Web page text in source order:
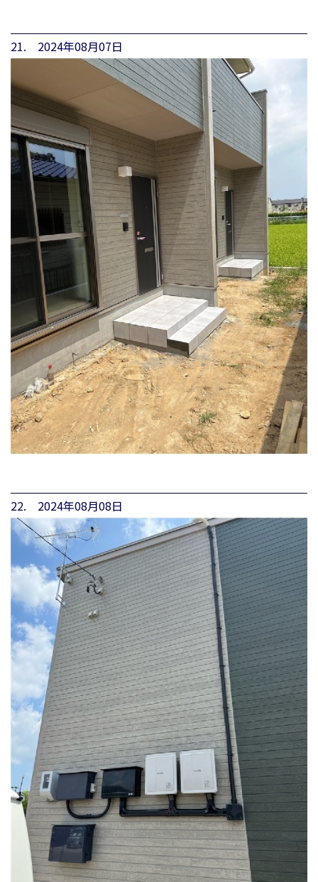
21. 2024年08月07日
22. 2024年08月08日